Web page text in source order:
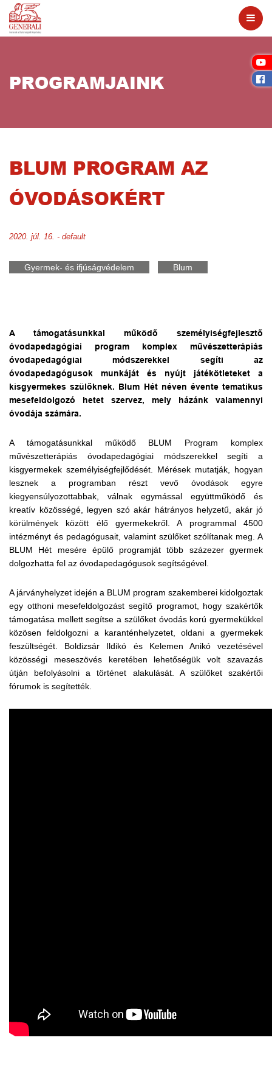
PROGRAMJAINK
BLUM PROGRAM AZ
ÓVODÁSOKÉRT
2020. júl. 16. - default
Gyermek- és ifjúságvédelem Blum
A támogatásunkkal működő személyiségfejlesztő
óvodapedagógiai program komplex művészetterápiás
óvodapedagógiai módszerekkel segíti az
óvodapedagógusok munkáját és nyújt játékötleteket a
kisgyermekes szülőknek. Blum Hét néven évente tematikus
mesefeldolgozó hetet szervez, mely házánk valamennyi
óvodája számára.
A támogatásunkkal működő BLUM Program komplex
művészetterápiás óvodapedagógiai módszerekkel segíti a
kisgyermekek személyiségfejlődését. Mérések mutatják, hogyan
lesznek a programban részt vevő óvodások egyre
kiegyensúlyozottabbak, válnak egymással együttműködő és
kreatív közösségé, legyen szó akár hátrányos helyzetű, akár jó
körülmények között élő gyermekekről. A programmal 4500
intézményt és pedagógusait, valamint szülőket szólítanak meg. A
BLUM Hét mesére épülő programját több százezer gyermek
dolgozhatta fel az óvodapedagógusok segítségével.
A járványhelyzet idején a BLUM program szakemberei kidolgoztak
egy otthoni mesefeldolgozást segítő programot, hogy szakértők
támogatása mellett segítse a szülőket óvodás korú gyermekükkel
közösen feldolgozni a karanténhelyzetet, oldani a gyermekek
feszültségét. Boldizsár Ildikó és Kelemen Anikó vezetésével
közösségi meseszövés keretében lehetőségük volt szavazás
útján befolyásolni a történet alakulását. A szülőket szakértői
fórumok is segítették.